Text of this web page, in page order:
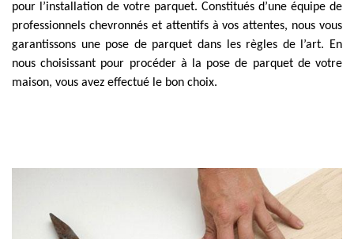
pour l’installation de votre parquet. Constitués d’une équipe de
professionnels chevronnés et attentifs à vos attentes, nous vous
garantissons une pose de parquet dans les règles de l’art. En
nous choisissant pour procéder à la pose de parquet de votre
maison, vous avez effectué le bon choix.